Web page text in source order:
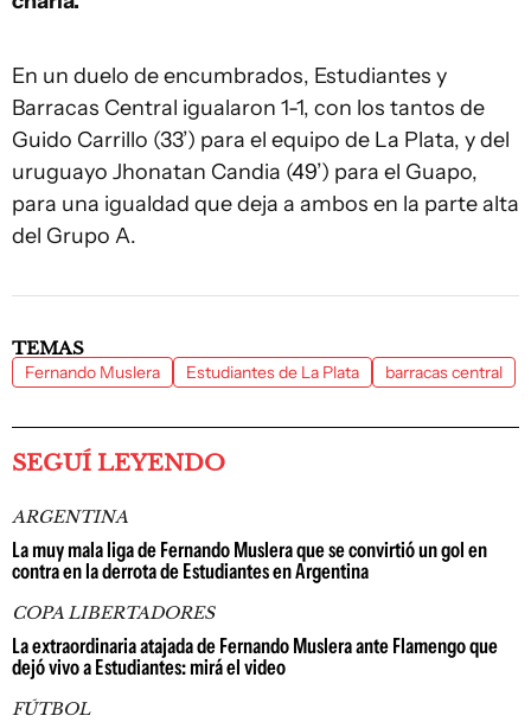
En un duelo de encumbrados, Estudiantes y
Barracas Central igualaron 1-1, con los tantos de
Guido Carrillo (33’) para el equipo de La Plata, y del
uruguayo Jhonatan Candia (49’) para el Guapo,
para una igualdad que deja a ambos en la parte alta
del Grupo A.
TEMAS
Fernando Muslera Estudiantes de La Plata barracas central
SEGUÍ LEYENDO
ARGENTINA
La muy mala liga de Fernando Muslera que se convirtió un gol en
contra en la derrota de Estudiantes en Argentina
COPA LIBERTADORES
La extraordinaria atajada de Fernando Muslera ante Flamengo que
dejó vivo a Estudiantes: mirá el video
FÚTBOL